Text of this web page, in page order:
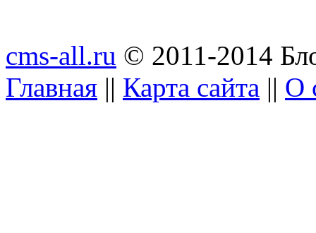
cms-all.ru © 2011-2014
Главная || Карта сайта || О